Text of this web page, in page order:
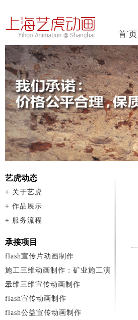
首`页
艺虎动态
+ 关于艺虎
+ 作品展示
+ 服务流程
承接项目
flash宣传片动画制作
施工三维动画制作：矿业施工演
示
二维三维宣传动画制作
flash宣传动画制作
flash公益宣传动画制作